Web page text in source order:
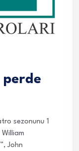
perde
sezonunu 1
John